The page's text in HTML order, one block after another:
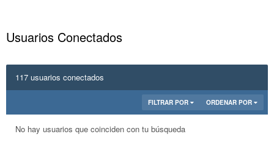
Usuarios Conectados
117 usuarios conectados
ORDENAR POR
FILTRAR POR
No hay usuarios que coinciden con tu búsqueda